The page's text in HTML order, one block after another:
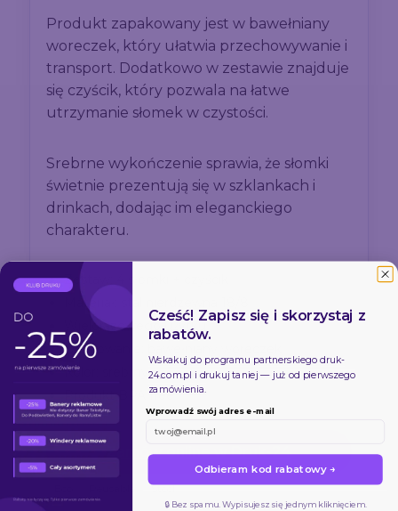
Produkt zapakowany jest w bawełniany
woreczek, który ułatwia przechowywanie i
transport. Dodatkowo w zestawie znajduje
się czyścik, który pozwala na łatwe
utrzymanie słomek w czystości.
Srebrne wykończenie sprawia, że słomki
świetnie prezentują się w szklankach i
drinkach, dodając im eleganckiego
charakteru.
Zestaw: 4 słomki + czyścik
Materiał: stal nierdzewna 18/8
Wielorazowego użytku
Opakowanie: bawełniany woreczek
Kolor: srebrny
Produkt BPA free
Zamów online w Druk-24
Steel
Cześć! Zapisz się i skorzystaj z
rabatów.
Wskakuj do programu partnerskiegodruk-
24.com.pl i drukuj taniej — już od pierwszego
zamówienia.
Wprowadź swój adres e-mail
Odbieram kod rabatowy →
🔒 Bez spamu. Wypisujesz się jednym kliknięciem.